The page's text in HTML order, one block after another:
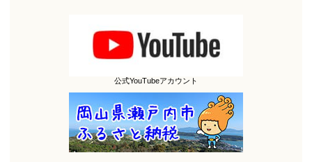
公式YouTubeアカウント